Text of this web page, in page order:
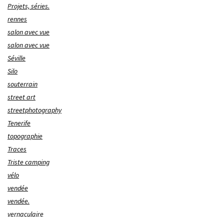
Projets, séries.
rennes
salon avec vue
salon avec vue
Séville
Silo
souterrain
street art
streetphotography
Tenerife
topographie
Traces
Triste camping
vélo
vendée
vendée.
vernaculaire